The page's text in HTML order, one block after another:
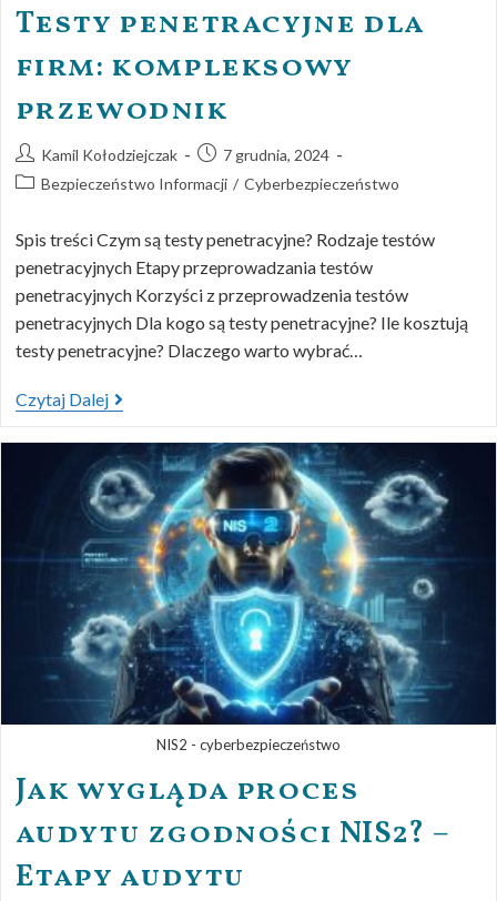
Testy penetracyjne dla
firm: kompleksowy
przewodnik
Kamil Kołodziejczak
7 grudnia, 2024
Bezpieczeństwo Informacji / Cyberbezpieczeństwo
Spis treści Czym są testy penetracyjne? Rodzaje testów
penetracyjnych Etapy przeprowadzania testów
penetracyjnych Korzyści z przeprowadzenia testów
penetracyjnych Dla kogo są testy penetracyjne? Ile kosztują
testy penetracyjne? Dlaczego warto wybrać…
Czytaj Dalej
NIS2 - cyberbezpieczeństwo
Jak wygląda proces
audytu zgodności NIS2? –
Etapy audytu